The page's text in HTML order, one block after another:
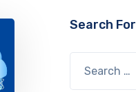
Search For